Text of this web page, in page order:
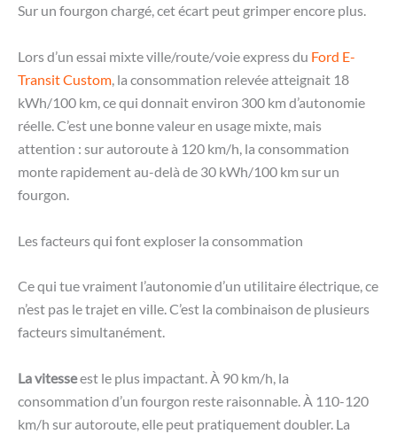
Sur un fourgon chargé, cet écart peut grimper encore plus.
Lors d’un essai mixte ville/route/voie express du Ford E-
Transit Custom, la consommation relevée atteignait 18
kWh/100 km, ce qui donnait environ 300 km d’autonomie
réelle. C’est une bonne valeur en usage mixte, mais
attention : sur autoroute à 120 km/h, la consommation
monte rapidement au-delà de 30 kWh/100 km sur un
fourgon.
Les facteurs qui font exploser la consommation
Ce qui tue vraiment l’autonomie d’un utilitaire électrique, ce
n’est pas le trajet en ville. C’est la combinaison de plusieurs
facteurs simultanément.
La vitesseest le plus impactant. À 90 km/h, la
consommation d’un fourgon reste raisonnable. À 110-120
km/h sur autoroute, elle peut pratiquement doubler. La